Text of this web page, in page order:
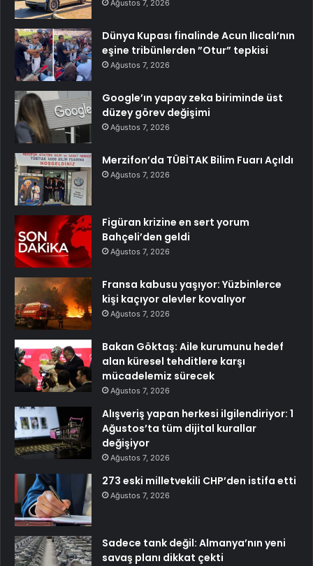
Ağustos 7, 2026
Dünya Kupası finalinde Acun Ilıcalı’nın
eşine tribünlerden ”Otur” tepkisi
Ağustos 7, 2026
Google’ın yapay zeka biriminde üst
düzey görev değişimi
Ağustos 7, 2026
Merzifon’da TÜBİTAK Bilim Fuarı Açıldı
Ağustos 7, 2026
Figüran krizine en sert yorum
Bahçeli’den geldi
Ağustos 7, 2026
Fransa kabusu yaşıyor: Yüzbinlerce
kişi kaçıyor alevler kovalıyor
Ağustos 7, 2026
Bakan Göktaş: Aile kurumunu hedef
alan küresel tehditlere karşı
mücadelemiz sürecek
Ağustos 7, 2026
Alışveriş yapan herkesi ilgilendiriyor: 1
Ağustos’ta tüm dijital kurallar
değişiyor
Ağustos 7, 2026
273 eski milletvekili CHP’den istifa etti
Ağustos 7, 2026
Sadece tank değil: Almanya’nın yeni
savaş planı dikkat çekti